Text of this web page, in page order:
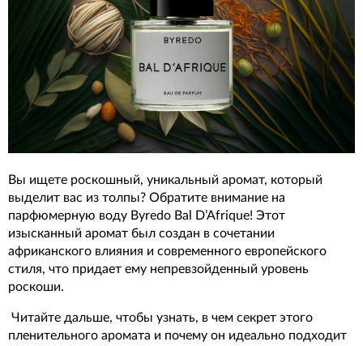
Вы ищете роскошный, уникальный аромат, который
выделит вас из толпы? Обратите внимание на
парфюмерную воду Byredo Bal D’Afrique! Этот
изысканный аромат был создан в сочетании
африканского влияния и современного европейского
стиля, что придает ему непревзойденный уровень
роскоши.
Читайте дальше, чтобы узнать, в чем секрет этого
пленительного аромата и почему он идеально подходит